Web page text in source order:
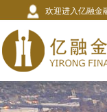
欢迎进入亿融金